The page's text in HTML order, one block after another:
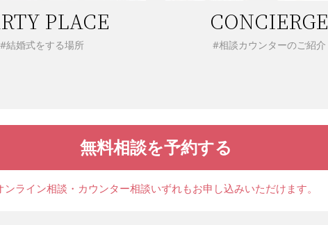
PLACE
#結婚式をする場所
CONCIERGE
#相談カウンターのご紹介
無料相談を予約する
ンライン相談・カウンター相談いずれもお申し込みいただけます。